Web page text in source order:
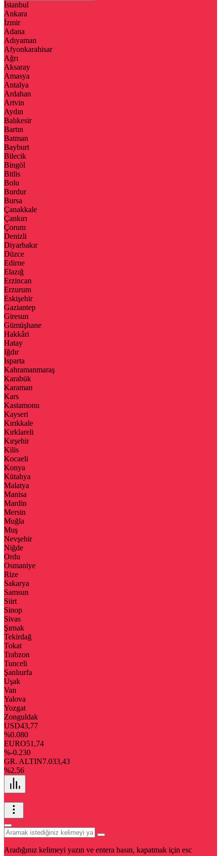
İstanbul
Ankara
İzmir
Adana
Adıyaman
Afyonkarahisar
Ağrı
Aksaray
Amasya
Antalya
Ardahan
Artvin
Aydın
Balıkesir
Bartın
Batman
Bayburt
Bilecik
Bingöl
Bitlis
Bolu
Burdur
Bursa
Çanakkale
Çankırı
Çorum
Denizli
Diyarbakır
Düzce
Edirne
Elazığ
Erzincan
Erzurum
Eskişehir
Gaziantep
Giresun
Gümüşhane
Hakkâri
Hatay
Iğdır
Isparta
Kahramanmaraş
Karabük
Karaman
Kars
Kastamonu
Kayseri
Kırıkkale
Kırklareli
Kırşehir
Kilis
Kocaeli
Konya
Kütahya
Malatya
Manisa
Mardin
Mersin
Muğla
Muş
Nevşehir
Niğde
Ordu
Osmaniye
Rize
Sakarya
Samsun
Siirt
Sinop
Sivas
Şırnak
Tekirdağ
Tokat
Trabzon
Tunceli
Şanlıurfa
Uşak
Van
Yalova
Yozgat
Zonguldak
USD43,77
%0.080
EURO51,74
%-0.230
GR. ALTIN7.033,43
%2.56
Aradığınız kelimeyi yazın ve entera basın, kapatmak için esc